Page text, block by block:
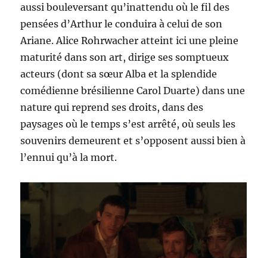
aussi bouleversant qu’inattendu où le fil des
pensées d’Arthur le conduira à celui de son
Ariane. Alice Rohrwacher atteint ici une pleine
maturité dans son art, dirige ses somptueux
acteurs (dont sa sœur Alba et la splendide
comédienne brésilienne Carol Duarte) dans une
nature qui reprend ses droits, dans des
paysages où le temps s’est arrêté, où seuls les
souvenirs demeurent et s’opposent aussi bien à
l’ennui qu’à la mort.